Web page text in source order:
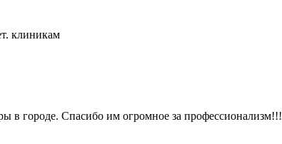
клиникам
в городе. Спасибо им огромное за профессионализм!!!